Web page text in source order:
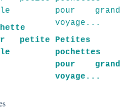
petite
Petites
pochettes
pour grand
voyage...